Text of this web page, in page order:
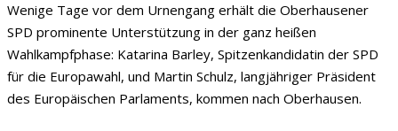
Wenige Tage vor dem Urnengang erhält die Oberhausener
SPD prominente Unterstützung in der ganz heißen
Wahlkampfphase: Katarina Barley, Spitzenkandidatin der SPD
für die Europawahl, und Martin Schulz, langjähriger Präsident
des Europäischen Parlaments, kommen nach Oberhausen.